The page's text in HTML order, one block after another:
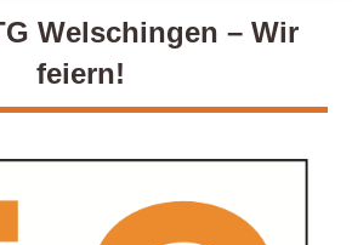
Welschingen – Wir
feiern!